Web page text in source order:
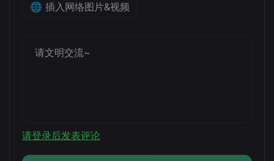
🌐 插入网络图片&视频
请登录后发表评论